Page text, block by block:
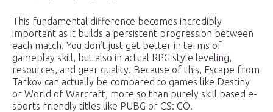
This fundamental difference becomes incredibly
important as it builds a persistent progression between
each match. You don’t just get better in terms of
gameplay skill, but also in actual RPG style leveling,
resources, and gear quality. Because of this, Escape from
Tarkov can actually be compared to games like Destiny
or World of Warcraft, more so than purely skill based e-
sports friendly titles like PUBG or CS: GO.